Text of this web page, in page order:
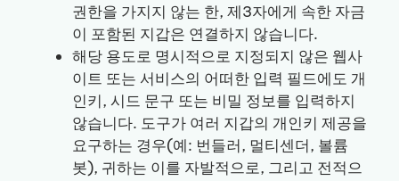
권한을 가지지 않는 한, 제3자에게 속한 자금
이 포함된 지갑은 연결하지 않습니다.
해당 용도로 명시적으로 지정되지 않은 웹사
이트 또는 서비스의 어떠한 입력 필드에도 개
인키, 시드 문구 또는 비밀 정보를 입력하지
않습니다. 도구가 여러 지갑의 개인키 제공을
요구하는 경우(예: 번들러, 멀티센더, 볼륨
봇), 귀하는 이를 자발적으로, 그리고 전적으